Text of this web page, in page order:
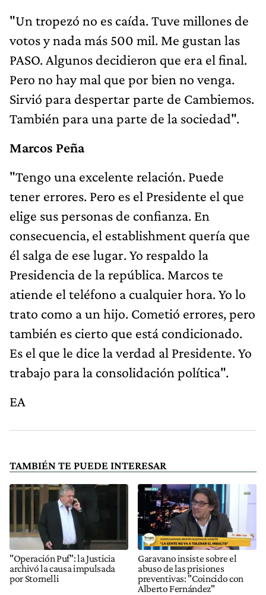
"Un tropezó no es caída. Tuve millones de
votos y nada más 500 mil. Me gustan las
PASO. Algunos decidieron que era el final.
Pero no hay mal que por bien no venga.
Sirvió para despertar parte de Cambiemos.
También para una parte de la sociedad".
Marcos Peña
"Tengo una excelente relación. Puede
tener errores. Pero es el Presidente el que
elige sus personas de confianza. En
consecuencia, el establishment quería que
él salga de ese lugar. Yo respaldo la
Presidencia de la república. Marcos te
atiende el teléfono a cualquier hora. Yo lo
trato como a un hijo. Cometió errores, pero
también es cierto que está condicionado.
Es el que le dice la verdad al Presidente. Yo
trabajo para la consolidación política".
EA
TAMBIÉN TE PUEDE INTERESAR
"Operación Puf": la Justicia
archivó la causa impulsada
por Stornelli
Garavano insiste sobre el
abuso de las prisiones
preventivas: "Coincido con
Alberto Fernández"